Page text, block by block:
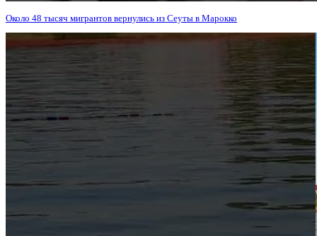
Около 48 тысяч мигрантов вернулись из Сеуты в Марокко